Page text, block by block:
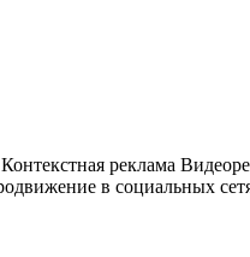
Контекстная реклама
в социальных